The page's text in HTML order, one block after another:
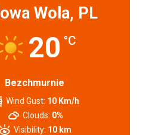
Wola, PL
20 °C
Bezchmurnie
Wind Gust: 10 Km/h
Clouds: 0%
Visibility: 10 km